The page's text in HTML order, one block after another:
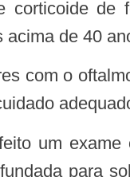
de
de 40
para